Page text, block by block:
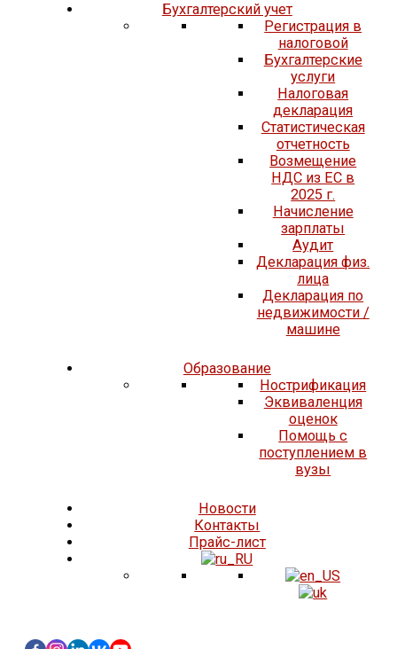
Бухгалтерский учет
Регистрация в
налоговой
Бухгалтерские
услуги
Налоговая
декларация
Статистическая
отчетность
Возмещение
НДС из ЕС в
2025 г.
Начисление
зарплаты
Аудит
Декларация физ.
лица
Декларация по
недвижимости /
машине
Образование
Нострификация
Эквиваленция
оценок
Помощь с
поступлением в
вузы
Новости
Контакты
Прайс-лист